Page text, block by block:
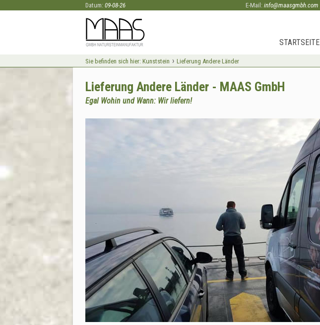
Datum: 09-08-26 E-Mail: info@maasgmbh.com
STARTSEITE
Sie befinden sich hier: Kunststein › Lieferung Andere Länder
Lieferung Andere Länder - MAAS GmbH
Egal Wohin und Wann: Wir liefern!